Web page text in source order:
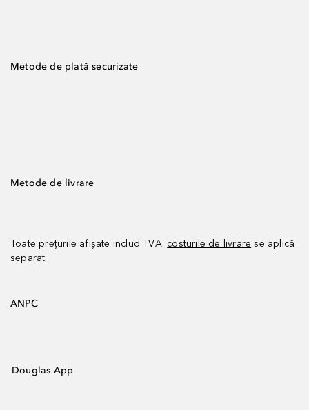
Metode de plată securizate
Metode de livrare
Toate prețurile afișate includ TVA. costurile de livrare se aplică
separat.
ANPC
Douglas App